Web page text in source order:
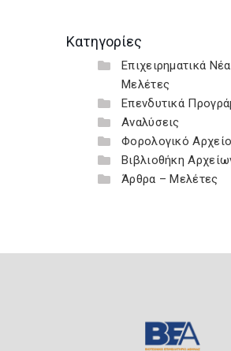
Κατηγορίες
Επιχειρηματικά
Μελέτες
Επενδυτικά
Αναλύσεις
Φορολογικό Αρχείο
Βιβλιοθήκη
Άρθρα – Μελέτες